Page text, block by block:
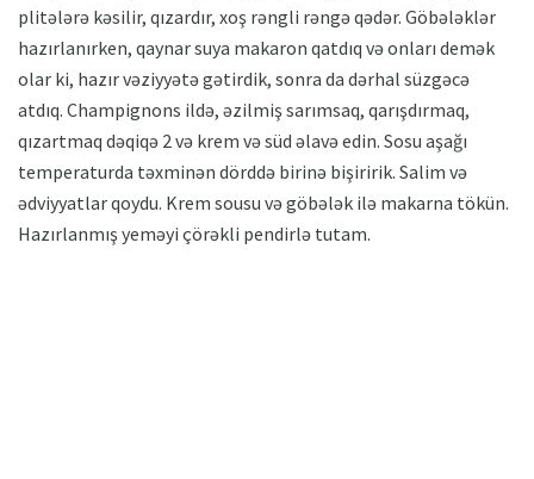
plitələrə kəsilir, qızardır, xoş rəngli rəngə qədər. Göbələklər
hazırlanırken, qaynar suya makaron qatdıq və onları demək
olar ki, hazır vəziyyətə gətirdik, sonra da dərhal süzgəcə
atdıq. Champignons ildə, əzilmiş sarımsaq, qarışdırmaq,
qızartmaq dəqiqə 2 və krem ​​və süd əlavə edin. Sosu aşağı
temperaturda təxminən dörddə birinə bişiririk. Salim və
ədviyyatlar qoydu. Krem sousu və göbələk ilə makarna tökün.
Hazırlanmış yeməyi çörəkli pendirlə tutam.